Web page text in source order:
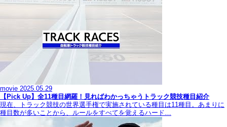
movie 2025.05.29
【Pick Up】全11種目網羅！見ればわかっちゃうトラック競技種目紹介
現在、トラック競技の世界選手権で実施されている種目は11種目。あまりに
種目数が多いことから、ルールをすべてを覚えるハード…